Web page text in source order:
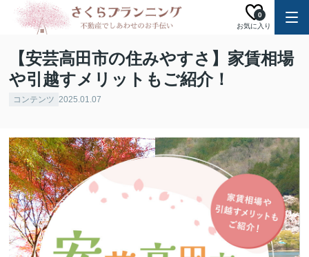
お気に入り
0
【安芸高田市の住みやすさ】家賃相場
や引越すメリットもご紹介！
コンテンツ 2025.01.07